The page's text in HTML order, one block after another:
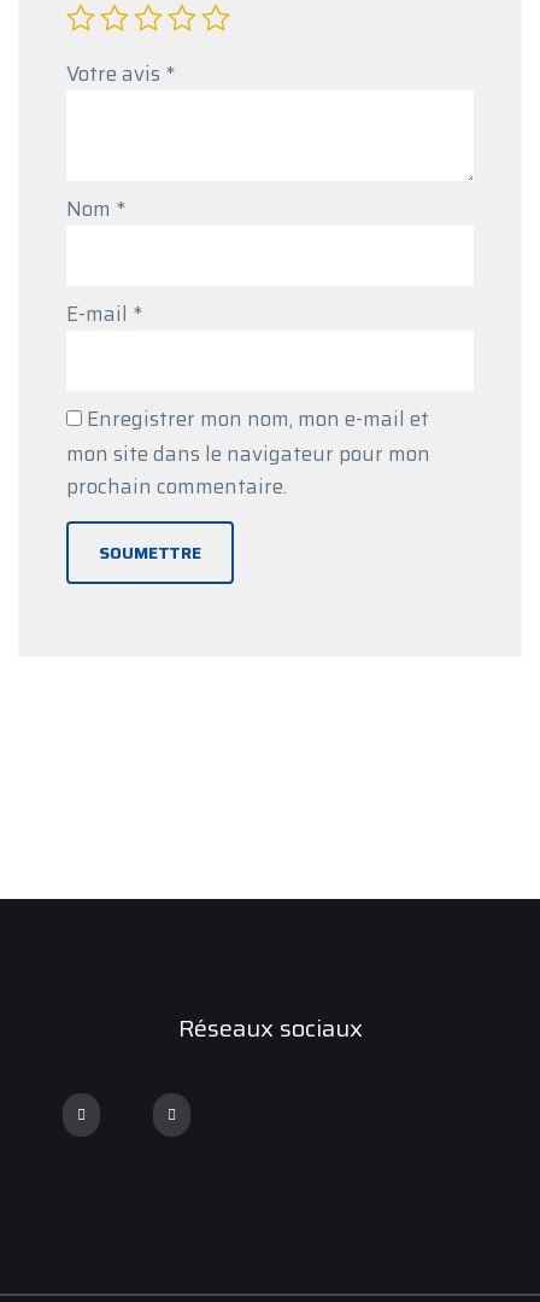
Votre avis *
Nom *
E-mail *
Enregistrer mon nom, mon e-mail et
mon site dans le navigateur pour mon
prochain commentaire.
Réseaux sociaux